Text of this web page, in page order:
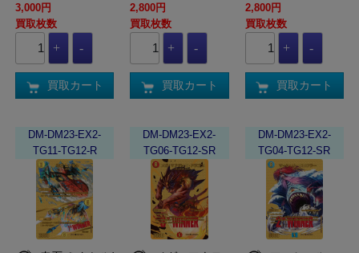
3,000円
買取枚数
買取カート
2,800円
買取枚数
買取カート
2,800円
買取枚数
買取カート
DM-DM23-EX2-
TG11-TG12-R
DM-DM23-EX2-
TG06-TG12-SR
DM-DM23-EX2-
TG04-TG12-SR